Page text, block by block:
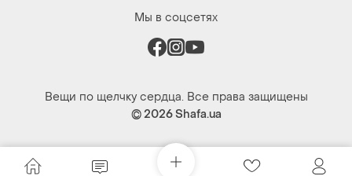
Мы в соцсетях
Вещи по щелчку сердца. Все права защищены
© 2026Shafa.ua